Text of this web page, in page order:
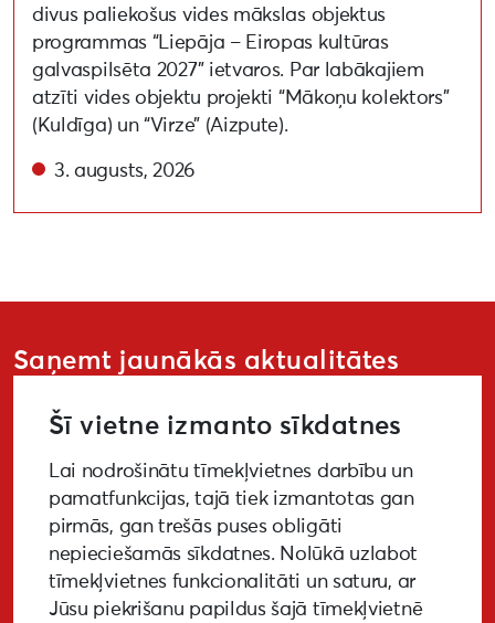
divus paliekošus vides mākslas objektus
programmas “Liepāja – Eiropas kultūras
galvaspilsēta 2027” ietvaros. Par labākajiem
atzīti vides objektu projekti “Mākoņu kolektors”
(Kuldīga) un “Virze” (Aizpute).
3. augusts, 2026
Saņemt jaunākās aktualitātes
PIETEIKTIES
GALERIJA MEDIJIEM LKA PĒTĪJUMS
Šī vietne izmanto sīkdatnes
Lai nodrošinātu tīmekļvietnes darbību un
pamatfunkcijas, tajā tiek izmantotas gan
pirmās, gan trešās puses obligāti
nepieciešamās sīkdatnes. Nolūkā uzlabot
tīmekļvietnes funkcionalitāti un saturu, ar
Jūsu piekrišanu papildus šajā tīmekļvietnē